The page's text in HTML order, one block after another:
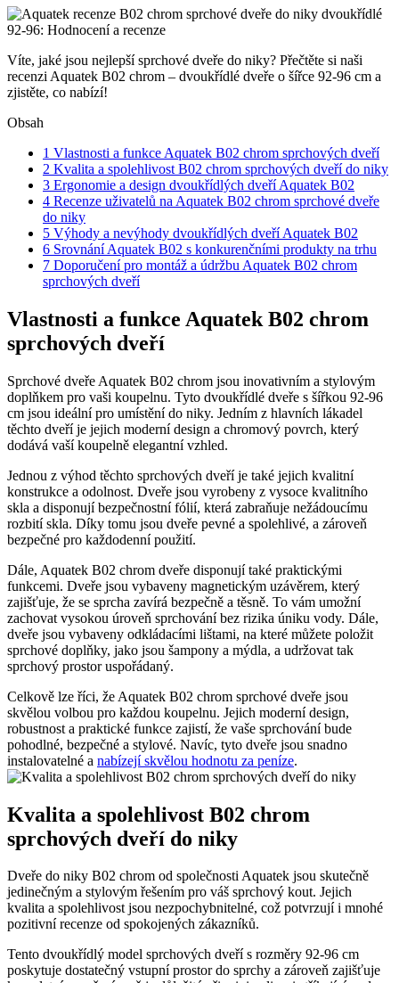
Víte, jaké jsou nejlepší sprchové dveře do niky? Přečtěte si naši
recenzi Aquatek B02 chrom – dvoukřídlé dveře o šířce 92-96 cm a
zjistěte, co nabízí!
Obsah
1 Vlastnosti a funkce Aquatek B02 chrom sprchových dveří
2 Kvalita a spolehlivost B02 chrom sprchových dveří do niky
3 Ergonomie a design dvoukřídlých dveří Aquatek B02
4 Recenze uživatelů na Aquatek B02 chrom sprchové dveře
do niky
5 Výhody a nevýhody dvoukřídlých dveří Aquatek B02
6 Srovnání Aquatek B02 s konkurenčními produkty na trhu
7 Doporučení pro montáž a údržbu Aquatek B02 chrom
sprchových dveří
Vlastnosti a funkce Aquatek B02 chrom
sprchových dveří
Sprchové dveře Aquatek B02 chrom jsou inovativním a stylovým
doplňkem pro vaši koupelnu. Tyto dvoukřídlé dveře s šířkou 92-96
cm jsou ideální pro umístění do niky. Jedním z hlavních lákadel
těchto dveří je jejich moderní design a chromový povrch, který
dodává vaší koupelně elegantní vzhled.
Jednou z výhod těchto sprchových dveří je také jejich kvalitní
konstrukce a odolnost. Dveře jsou vyrobeny z vysoce kvalitního
skla a disponují bezpečnostní fólií, která zabraňuje nežádoucímu
rozbití skla. Díky tomu jsou dveře pevné a spolehlivé, a zároveň
bezpečné pro každodenní použití.
Dále, Aquatek B02 chrom dveře disponují také praktickými
funkcemi. Dveře jsou vybaveny magnetickým uzávěrem, který
zajišťuje, že se sprcha zavírá bezpečně a těsně. To vám umožní
zachovat vysokou úroveň sprchování bez rizika úniku vody. Dále,
dveře jsou vybaveny odkládacími lištami, na které můžete položit
sprchové doplňky, jako jsou šampony a mýdla, a udržovat tak
sprchový prostor uspořádaný.
Celkově lze říci, že Aquatek B02 chrom sprchové dveře jsou
skvělou volbou pro každou koupelnu. Jejich moderní design,
robustnost a praktické funkce zajistí, že vaše sprchování bude
pohodlné, bezpečné a stylové. Navíc, tyto dveře jsou snadno
instalovatelné a nabízejí skvělou hodnotu za peníze.
Kvalita a spolehlivost B02 chrom
sprchových dveří do niky
Dveře do niky B02 chrom od společnosti Aquatek jsou skutečně
jedinečným a stylovým řešením pro váš sprchový kout. Jejich
kvalita a spolehlivost jsou nezpochybnitelné, což potvrzují i mnohé
pozitivní recenze od spokojených zákazníků.
Tento dvoukřídlý model sprchových dveří s rozměry 92-96 cm
poskytuje dostatečný vstupní prostor do sprchy a zároveň zajišťuje